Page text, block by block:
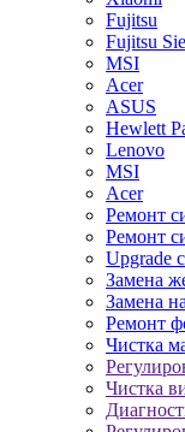
Fujitsu
Fujitsu
MSI
Acer
ASUS
Hewlett
Lenovo
MSI
Acer
Ремонт
Ремонт
Upgrade
Замена
Замена
Ремонт
Чистка
Чистка